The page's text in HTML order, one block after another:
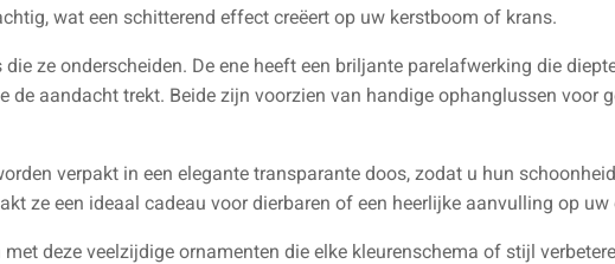
wat een schitterend effect creëert op uw kerstboom of krans.
ze onderscheiden. De ene heeft een briljante parelafwerking die
de aandacht trekt. Beide zijn voorzien van handige ophanglussen voor
verpakt in een elegante transparante doos, zodat u hun
ze een ideaal cadeau voor dierbaren of een heerlijke aanvulling op uw
deze veelzijdige ornamenten die elke kleurenschema of stijl